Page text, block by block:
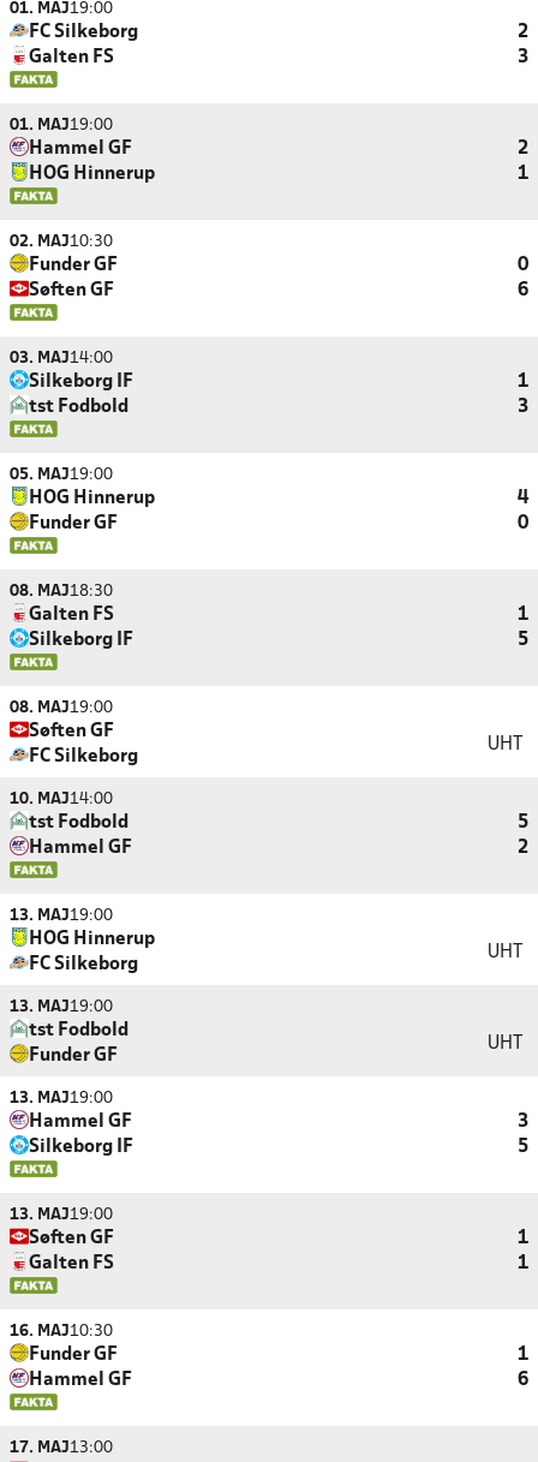
01. MAJ19:00
FC Silkeborg
2
Galten FS
3
01. MAJ19:00
Hammel GF
2
HOG Hinnerup
1
02. MAJ10:30
Funder GF
0
Søften GF
6
03. MAJ14:00
Silkeborg IF
1
tst Fodbold
3
05. MAJ19:00
HOG Hinnerup
4
Funder GF
0
08. MAJ18:30
Galten FS
1
Silkeborg IF
5
08. MAJ19:00
Søften GF
FC Silkeborg
UHT
10. MAJ14:00
tst Fodbold
5
Hammel GF
2
13. MAJ19:00
HOG Hinnerup
FC Silkeborg
UHT
13. MAJ19:00
tst Fodbold
Funder GF
UHT
13. MAJ19:00
Hammel GF
3
Silkeborg IF
5
13. MAJ19:00
Søften GF
1
Galten FS
1
16. MAJ10:30
Funder GF
1
Hammel GF
6
17. MAJ13:00